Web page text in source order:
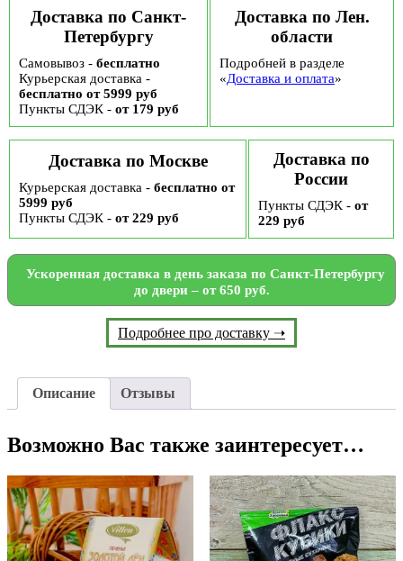
Доставка по Санкт-
Петербургу
Самовывоз - бесплатно
Курьерская доставка -
бесплатно от 5999 руб
Пункты СДЭК - от 179 руб
Доставка по Лен.
области
Подробней в разделе
«Доставка и оплата»
Доставка по Москве
Курьерская доставка - бесплатно от
5999 руб
Пункты СДЭК - от 229 руб
Доставка по
России
Пункты СДЭК - от
229 руб
Ускоренная доставка в день заказа по Санкт-Петербургу
до двери – от 650 руб.
Подробнее про доставку ➝
Описание Отзывы
Возможно Вас также заинтересует…